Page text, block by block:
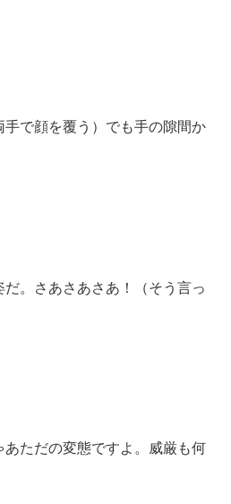
で顔を覆う）でも手の隙間か
。さあさあさあ！（そう言っ
ただの変態ですよ。威厳も何